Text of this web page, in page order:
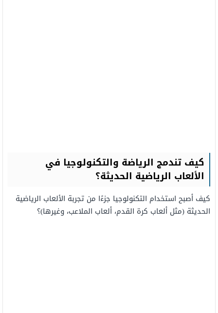
كيف تندمج الرياضة والتكنولوجيا في
الألعاب الرياضية الحديثة؟
كيف أصبح استخدام التكنولوجيا جزءًا من تجربة الألعاب الرياضية
الحديثة (مثل ألعاب كرة القدم، ألعاب الملاعب، وغيرها)؟